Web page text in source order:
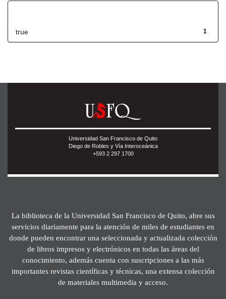
1
true
Universidad San Francisco de Quito
Diego de Robles y Vía Interoceánica
+593 2 297 1700
La biblioteca de la Universidad San Francisco de Quito, abre sus
servicios diariamente para la atención de miles de estudiantes en
donde pueden encontrar una seleccionada y actualizada colección
de libros impresos y electrónicos en todas las áreas del
conocimiento, además cuenta con suscripciones a las más
importantes revistas científicas y técnicas, una extensa colección
de materiales multimedia y acceso.